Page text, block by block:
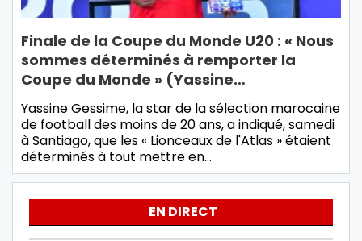
Finale de la Coupe du Monde U20 : « Nous
sommes déterminés à remporter la
Coupe du Monde » (Yassine…
Yassine Gessime, la star de la sélection marocaine
de football des moins de 20 ans, a indiqué, samedi
à Santiago, que les « Lionceaux de l'Atlas » étaient
déterminés à tout mettre en…
EN DIRECT